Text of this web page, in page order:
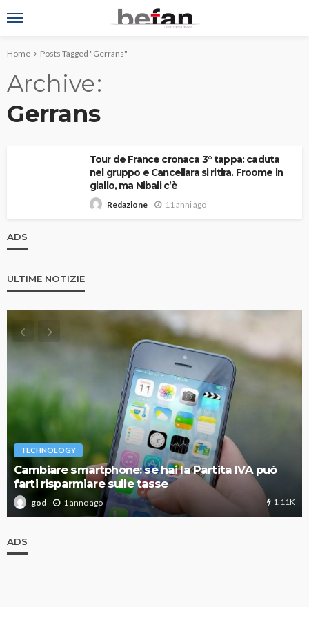
Home Posts Tagged "Gerrans"
Archive
Gerrans
Tour de France cronaca 3° tappa: caduta
nel gruppo e Cancellara si ritira. Froome in
giallo, ma Nibali c’è
Redazione 11 anni ago
ADS
ULTIME NOTIZIE
TECHNOLOGY
Cambiare smartphone: se hai la Partita IVA può
farti risparmiare sulle tasse
god 1 anno ago 1.11K
ADS